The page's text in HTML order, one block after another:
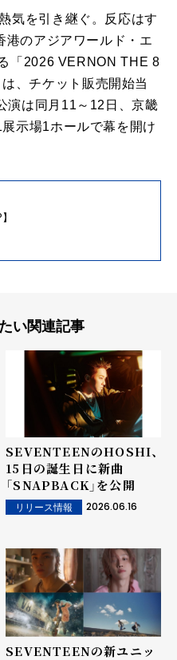
気を引き継ぐ。反応はす
港のアジアワールド・エ
「2026 VERNON THE 8
、チケット販売開始当
演は同月11～12日、京畿
示場1ホールで幕を開け
い関連記事
SEVENTEENのHOSHI、
15日の誕生日に新曲
「SNAPBACK」を公開
リリース情報 2026.06.16
SEVENTEENの新ユニッ